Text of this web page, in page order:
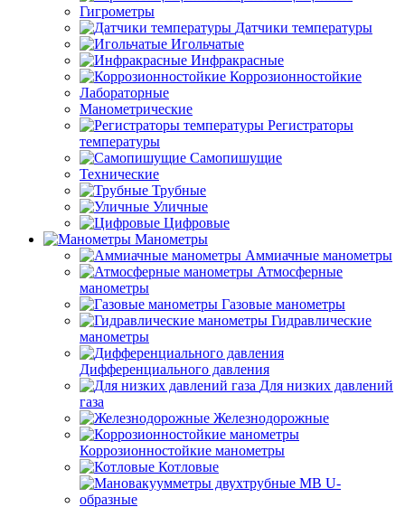
Гигрометры
Датчики температуры
Игольчатые
Инфракрасные
Коррозионностойкие
Лабораторные
Манометрические
Регистраторы
температуры
Самопишущие
Технические
Трубные
Уличные
Цифровые
Манометры
Аммиачные манометры
Атмосферные
манометры
Газовые манометры
Гидравлические
манометры
Дифференциального давления
Для низких давлений
газа
Железнодорожные
Коррозионностойкие манометры
Котловые